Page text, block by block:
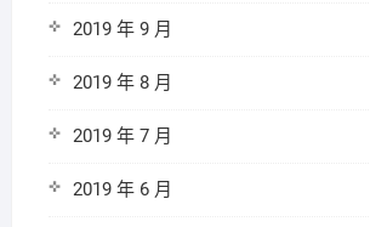
2019 年 9 月
2019 年 8 月
2019 年 7 月
2019 年 6 月